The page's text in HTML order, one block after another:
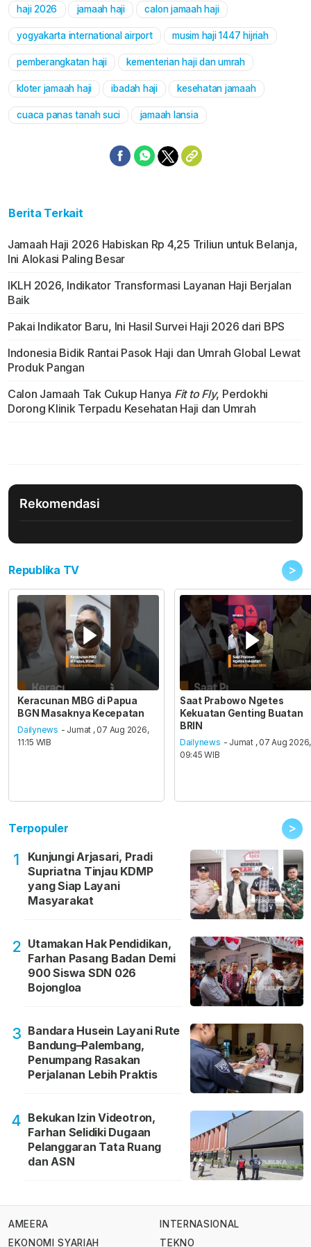
haji 2026 jamaah haji calon jamaah haji
yogyakarta international airport musim haji 1447 hijriah
pemberangkatan haji kementerian haji dan umrah
kloter jamaah haji ibadah haji kesehatan jamaah
cuaca panas tanah suci jamaah lansia
Berita Terkait
Jamaah Haji 2026 Habiskan Rp 4,25 Triliun untuk Belanja,
Ini Alokasi Paling Besar
IKLH 2026, Indikator Transformasi Layanan Haji Berjalan
Baik
Pakai Indikator Baru, Ini Hasil Survei Haji 2026 dari BPS
Indonesia Bidik Rantai Pasok Haji dan Umrah Global Lewat
Produk Pangan
Calon Jamaah Tak Cukup Hanya Fit to Fly, Perdokhi
Dorong Klinik Terpadu Kesehatan Haji dan Umrah
Rekomendasi
Republika TV >
Keracunan MBG di Papua
BGN Masaknya Kecepatan
Dailynews - Jumat , 07 Aug 2026,
11:15 WIB
Saat Prabowo Ngetes
Kekuatan Genting Buatan
BRIN
Dailynews - Jumat , 07 Aug 2026,
09:45 WIB
Terpopuler >
1
Kunjungi Arjasari, Pradi
Supriatna Tinjau KDMP
yang Siap Layani
Masyarakat
2 Utamakan Hak Pendidikan,
Farhan Pasang Badan Demi
900 Siswa SDN 026
Bojongloa
3 Bandara Husein Layani Rute
Bandung–Palembang,
Penumpang Rasakan
Perjalanan Lebih Praktis
4 Bekukan Izin Videotron,
Farhan Selidiki Dugaan
Pelanggaran Tata Ruang
dan ASN
AMEERA
EKONOMI SYARIAH
INTERNASIONAL
TEKNO